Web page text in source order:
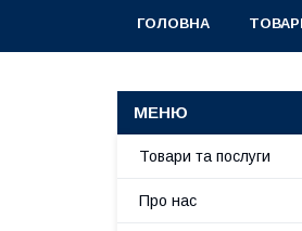
ГОЛОВНА
Товари та послуги
Про нас